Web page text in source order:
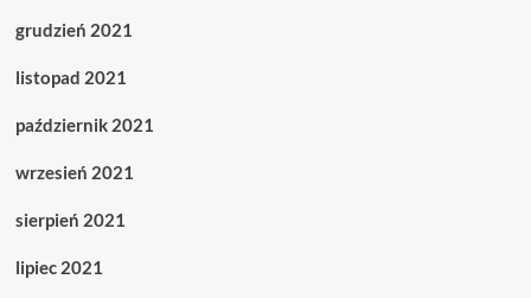
grudzień 2021
listopad 2021
październik 2021
wrzesień 2021
sierpień 2021
lipiec 2021